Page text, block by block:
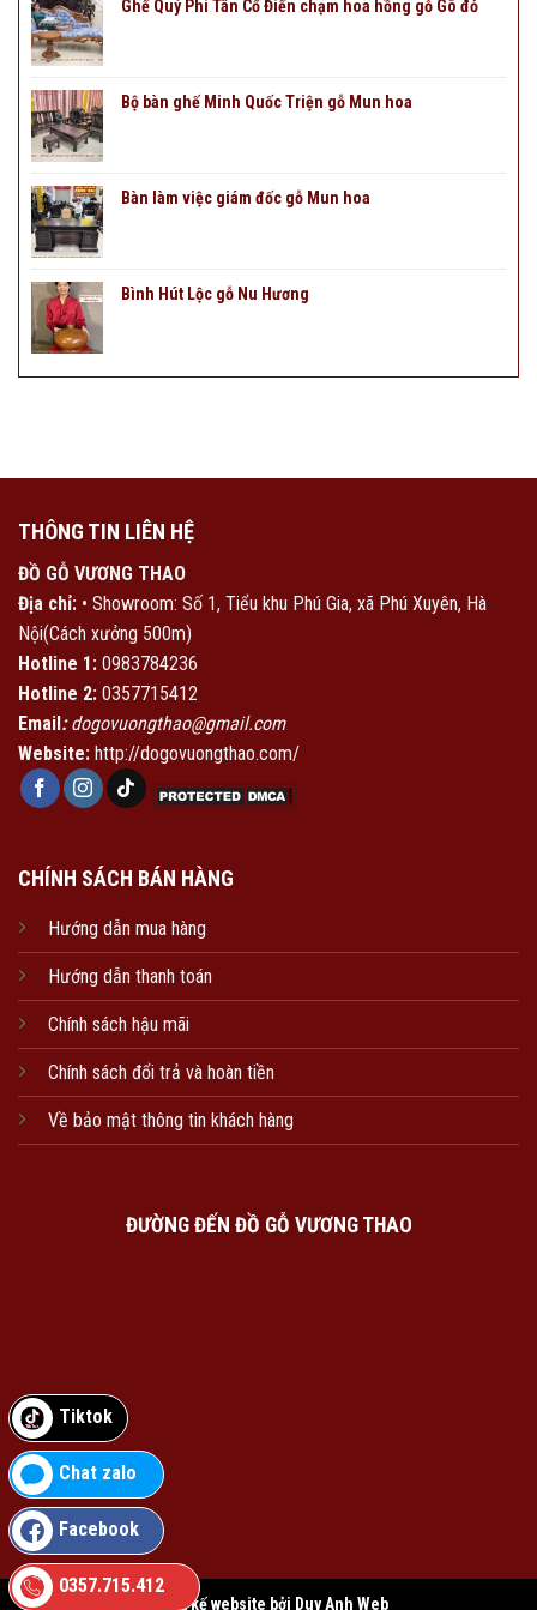
Ghế Quý Phi Tân Cổ Điển chạm hoa hồng gỗ Gõ đỏ
Bộ bàn ghế Minh Quốc Triện gỗ Mun hoa
Bàn làm việc giám đốc gỗ Mun hoa
Bình Hút Lộc gỗ Nu Hương
THÔNG TIN LIÊN HỆ
ĐỒ GỖ VƯƠNG THAO
Địa chỉ: • Showroom: Số 1, Tiểu khu Phú Gia, xã Phú Xuyên, Hà
Nội(Cách xưởng 500m)
Hotline 1: 0983784236
Hotline 2: 0357715412
Email :dogovuongthao@gmail.com
Website: http://dogovuongthao.com/
CHÍNH SÁCH BÁN HÀNG
Hướng dẫn mua hàng
Hướng dẫn thanh toán
Chính sách hậu mãi
Chính sách đổi trả và hoàn tiền
Về bảo mật thông tin khách hàng
ĐƯỜNG ĐẾN ĐỒ GỖ VƯƠNG THAO
Thiết kế website bởi Duy Anh Web
Tiktok
Chat zalo
Facebook
0357.715.412